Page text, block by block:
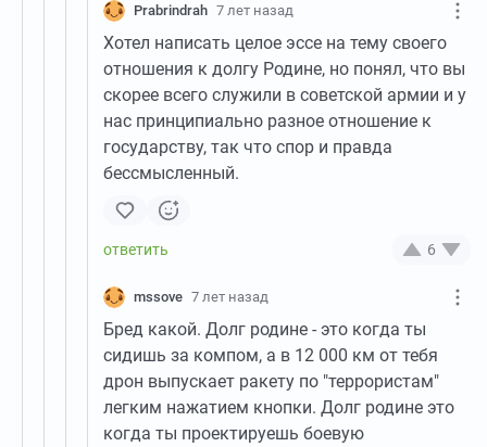
Prabrindrah 7 лет назад
Хотел написать целое эссе на тему своего
отношения к долгу Родине, но понял, что вы
скорее всего служили в советской армии и у
нас принципиально разное отношение к
государству, так что спор и правда
бессмысленный.
6
mssove 7 лет назад
Бред какой. Долг родине - это когда ты
сидишь за компом, а в 12 000 км от тебя
дрон выпускает ракету по "террористам"
легким нажатием кнопки. Долг родине это
когда ты проектируешь боевую